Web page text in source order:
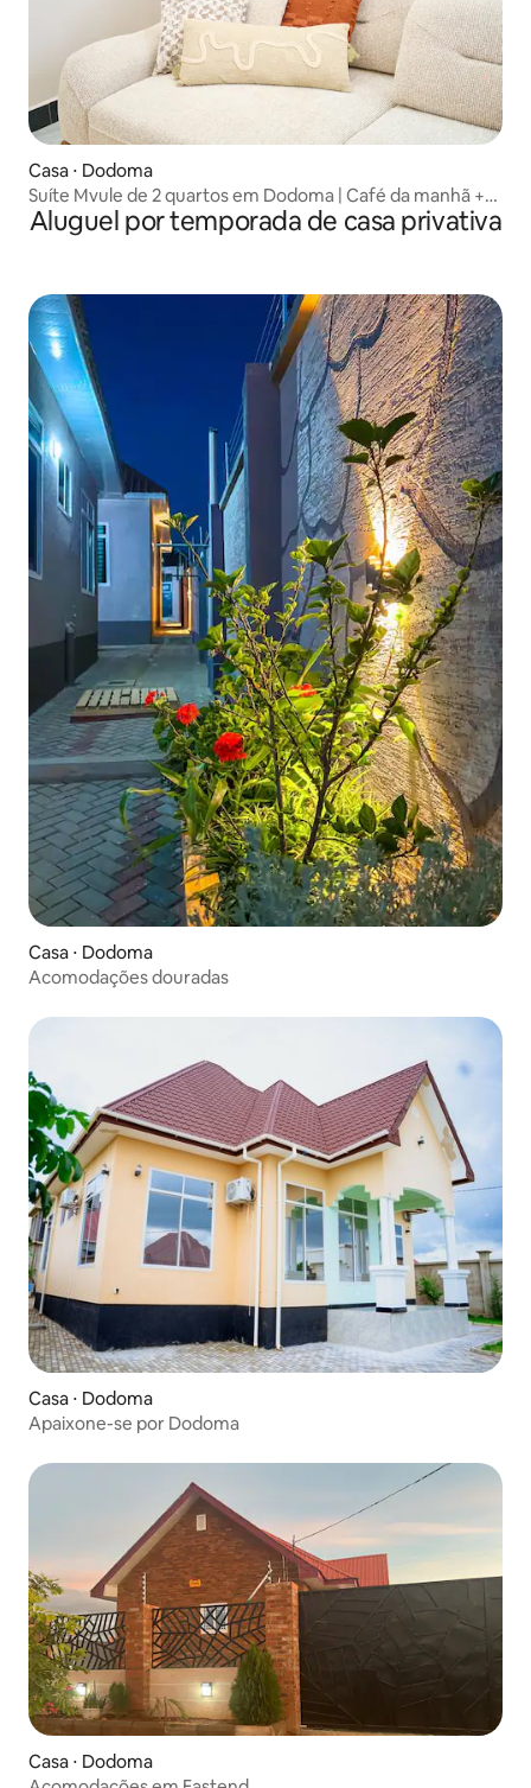
Casa ⋅ Dodoma
Suíte Mvule de 2 quartos em Dodoma | Café da manhã +
energia 24h
Aluguel por temporada de casa privativa
Casa ⋅ Dodoma
Acomodações douradas
Casa ⋅ Dodoma
Apaixone-se por Dodoma
Casa ⋅ Dodoma